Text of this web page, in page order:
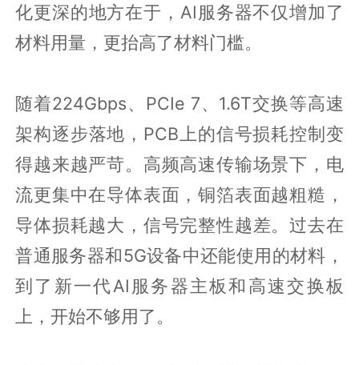
化更深的地方在于，AI服务器不仅增加了
材料用量，更抬高了材料门槛。
随着224Gbps、PCIe 7、1.6T交换等高速
架构逐步落地，PCB上的信号损耗控制变
得越来越严苛。高频高速传输场景下，电
流更集中在导体表面，铜箔表面越粗糙，
导体损耗越大，信号完整性越差。过去在
普通服务器和5G设备中还能使用的材料，
到了新一代AI服务器主板和高速交换板
上，开始不够用了。